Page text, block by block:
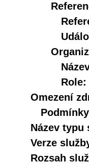
Role:
Omezení
Název typu
Verze
Rozsah